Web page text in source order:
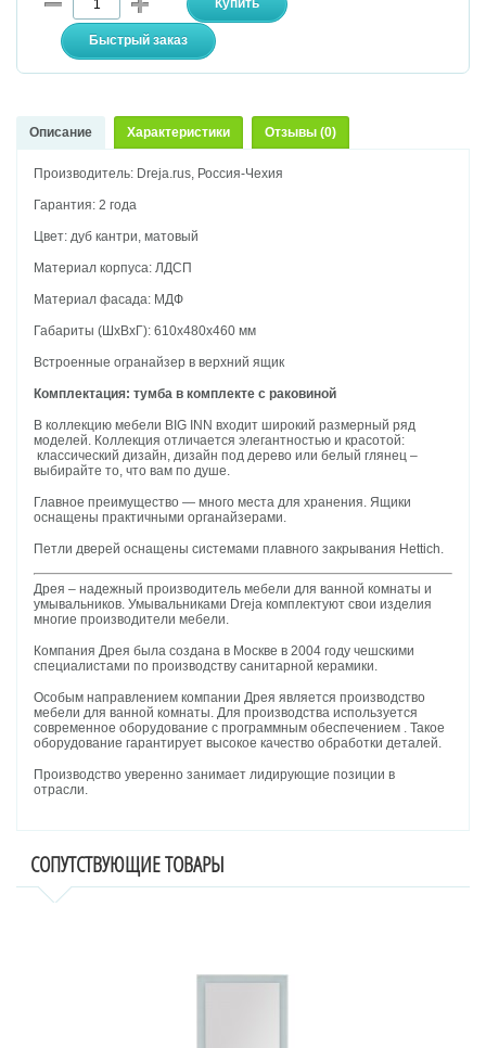
Описание Характеристики Отзывы (0)
Производитель: Dreja.rus, Россия-Чехия
Гарантия: 2 года
Цвет: дуб кантри, матовый
Материал корпуса: ЛДСП
Материал фасада: МДФ
Габариты (ШхВхГ): 610х480х460 мм
Встроенные огранайзер в верхний ящик
Комплектация: тумба в комплекте с раковиной
В коллекцию мебели BIG INN входит широкий размерный ряд
моделей. Коллекция отличается элегантностью и красотой:
классический дизайн, дизайн под дерево или белый глянец –
выбирайте то, что вам по душе.
Главное преимущество — много места для хранения. Ящики
оснащены практичными органайзерами.
Петли дверей оснащены системами плавного закрывания Hettich.
Дрея – надежный производитель мебели для ванной комнаты и
умывальников. Умывальниками Dreja комплектуют свои изделия
многие производители мебели.
Компания Дрея была создана в Москве в 2004 году чешскими
специалистами по производству санитарной керамики.
Особым направлением компании Дрея является производство
мебели для ванной комнаты. Для производства используется
современное оборудование с программным обеспечением . Такое
оборудование гарантирует высокое качество обработки деталей.
Производство уверенно занимает лидирующие позиции в
отрасли.
СОПУТСТВУЮЩИЕ ТОВАРЫ